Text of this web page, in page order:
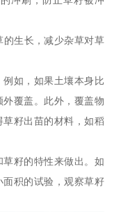
生长，减少杂草对草
如，如果土壤本身比
覆盖。此外，覆盖物
籽出苗的材料，如稻
籽的特性来做出。如
积的试验，观察草籽